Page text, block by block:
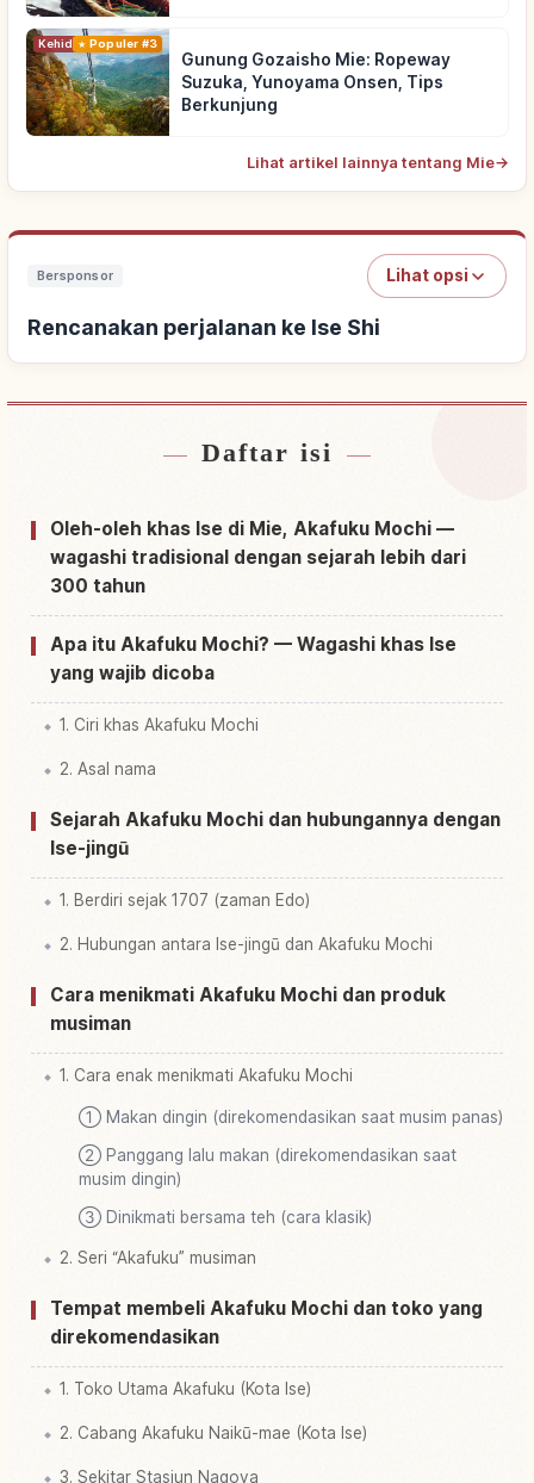
KehidupanPopuler #3
Gunung Gozaisho Mie: Ropeway
Suzuka, Yunoyama Onsen, Tips
Berkunjung
Lihat artikel lainnya tentang Mie→
Bersponsor Lihat opsi
Rencanakan perjalanan ke Ise Shi
Cari penginapan dekat Ise Shi
Cari aktivitas di Ise Shi↗
Daftar isi
Oleh-oleh khas Ise di Mie, Akafuku Mochi —
wagashi tradisional dengan sejarah lebih dari
300 tahun
Apa itu Akafuku Mochi? — Wagashi khas Ise
yang wajib dicoba
1. Ciri khas Akafuku Mochi
2. Asal nama
Sejarah Akafuku Mochi dan hubungannya dengan
Ise-jingū
1. Berdiri sejak 1707 (zaman Edo)
2. Hubungan antara Ise-jingū dan Akafuku Mochi
Cara menikmati Akafuku Mochi dan produk
musiman
1. Cara enak menikmati Akafuku Mochi
① Makan dingin (direkomendasikan saat musim panas)
② Panggang lalu makan (direkomendasikan saat
musim dingin)
③ Dinikmati bersama teh (cara klasik)
2. Seri “Akafuku” musiman
Tempat membeli Akafuku Mochi dan toko yang
direkomendasikan
1. Toko Utama Akafuku (Kota Ise)
2. Cabang Akafuku Naikū-mae (Kota Ise)
3. Sekitar Stasiun Nagoya